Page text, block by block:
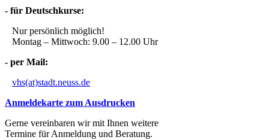
- für Deutschkurse:
Nur persönlich möglich!
Montag – Mittwoch: 9.00 – 12.00 Uhr
- per Mail:
vhs(at)stadt.neuss.de
Anmeldekarte zum Ausdrucken
Gerne vereinbaren wir mit Ihnen weitere
Termine für Anmeldung und Beratung.